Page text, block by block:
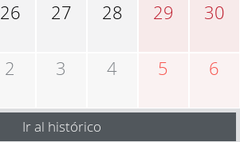
26 27 28 29 30
2 3 4 5 6
Ir al histórico